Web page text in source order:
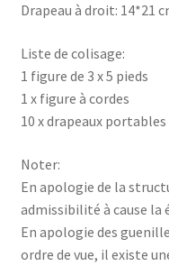
Drapeau à droit: 14*21
Liste de colisage:
1 figure de 3 x 5 pieds
1 x figure à cordes
10 x drapeaux portables
Noter:
En apologie de la
admissibilité à cause la
En apologie des
ordre de vue, il existe